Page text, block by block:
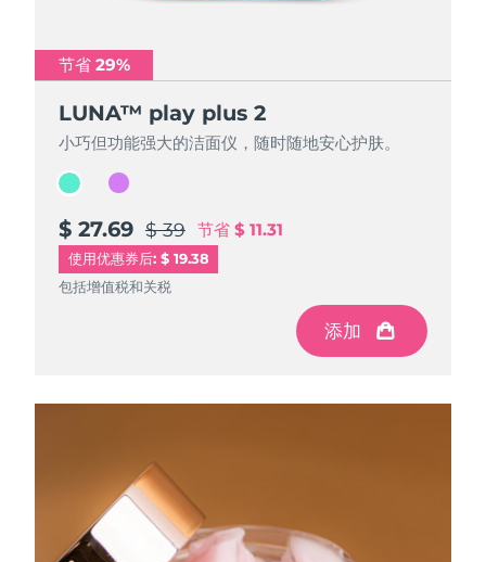
节省 29%
LUNA™ play plus 2
小巧但功能强大的洁面仪，随时随地安心护肤。
$ 27.69 $ 39 节省 $ 11.31
使用优惠券后: $ 19.38
包括增值税和关税
添加
节省 29%
LUNA™ play plus 2
小巧但功能强大的洁面仪，随时随地安心护肤。
$ 27.69 $ 39 节省 $ 11.31
包括增值税和关税
添加